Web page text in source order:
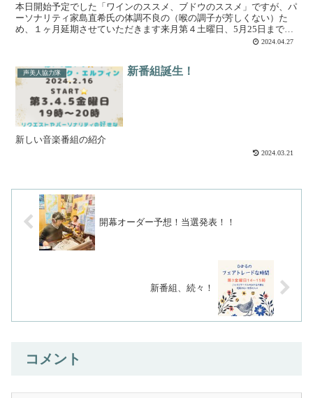
本日開始予定でした「ワインのススメ、ブドウのススメ」ですが、パ
ーソナリティ家島直希氏の体調不良の（喉の調子が芳しくない）た
め、１ヶ月延期させていただきます来月第４土曜日、5月25日まで、
楽しみにお待ちください今日のピンチヒッターは、ワイン大...2024.04.27
声美人協力隊 新番組誕生！
新しい音楽番組の紹介
2024.03.21
開幕オーダー予想！当選発表！！
新番組、続々！
コメント